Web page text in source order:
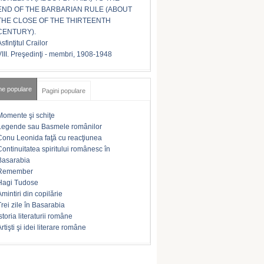
OF THE BARBARIAN RULE (ABOUT
CLOSE OF THE THIRTEENTH
Crailor
Preşedinţi - membri, 1908-1948
populare Pagini populare
şi schiţe
sau Basmele românilor
Leonida faţă cu reacţiunea
spiritului românesc în
Tudose
din copilărie
zile în Basarabia
literaturii române
şi idei literare române